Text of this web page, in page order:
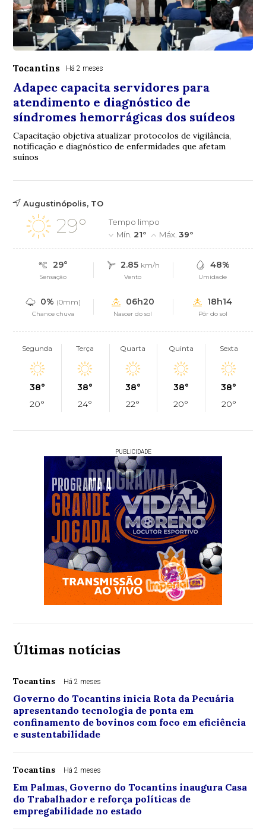
Tocantins Há 2 meses
Adapec capacita servidores para
atendimento e diagnóstico de
síndromes hemorrágicas dos suídeos
Capacitação objetiva atualizar protocolos de vigilância,
notificação e diagnóstico de enfermidades que afetam
suínos
Augustinópolis, TO
29°
Tempo limpo
Mín.21° Máx.39°
29°
Sensação
2.85 km/h
Vento
48%
Umidade
0% (0mm)
Chance chuva
06h20
Nascer do sol
18h14
Pôr do sol
Segunda
38°
20°
Terça
38°
24°
Quarta
38°
22°
Quinta
38°
20°
Sexta
38°
20°
PUBLICIDADE
Últimas notícias
Tocantins Há 2 meses
Governo do Tocantins inicia Rota da Pecuária
apresentando tecnologia de ponta em
confinamento de bovinos com foco em eficiência
e sustentabilidade
Tocantins Há 2 meses
Em Palmas, Governo do Tocantins inaugura Casa
do Trabalhador e reforça políticas de
empregabilidade no estado